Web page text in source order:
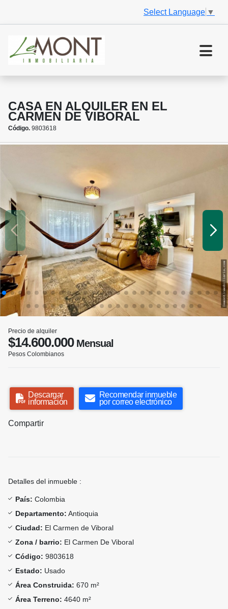
Select Language ▼
CASA EN ALQUILER EN EL
CARMEN DE VIBORAL
Código. 9803618
Precio de alquiler
$14.600.000Mensual
Pesos Colombianos
Descargar
información
Recomendar inmueble
por correo electrónico
Compartir
Detalles del inmueble :
País: Colombia
Departamento: Antioquia
Ciudad: El Carmen de Viboral
Zona / barrio: El Carmen De Viboral
Código: 9803618
Estado: Usado
Área Construida: 670 m²
Área Terreno: 4640 m²